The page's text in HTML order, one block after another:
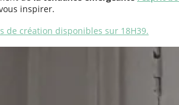
inspirer.
de création disponibles sur 18H39.